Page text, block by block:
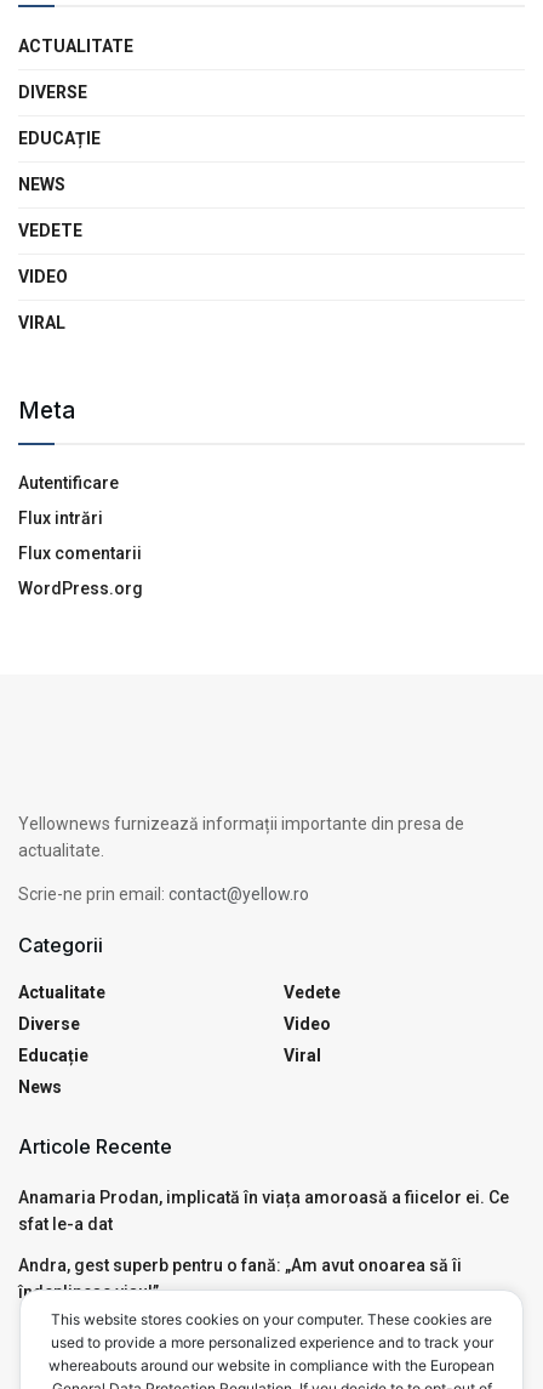
ACTUALITATE
DIVERSE
EDUCAȚIE
NEWS
VEDETE
VIDEO
VIRAL
Meta
Autentificare
Flux intrări
Flux comentarii
WordPress.org
Yellownews furnizează informații importante din presa de
actualitate.
Scrie-ne prin email: contact@yellow.ro
Categorii
Actualitate
Diverse
Educație
News
Vedete
Video
Viral
Articole Recente
Anamaria Prodan, implicată în viața amoroasă a fiicelor ei. Ce
sfat le-a dat
Andra, gest superb pentru o fană: „Am avut onoarea să îi
îndeplinesc visul”
Motivul pentru care Mircea Badea a avut nevoie de Ambulanță,
live, în emisiunea de la Antena 3. Ce a pățit
This website stores cookies on your computer. These cookies are
used to provide a more personalized experience and to track your
whereabouts around our website in compliance with the European